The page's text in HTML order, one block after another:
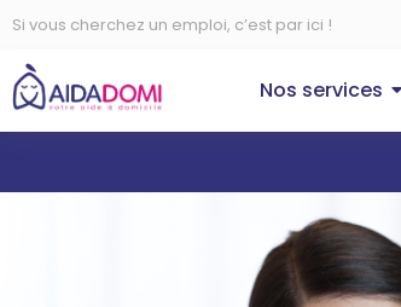
Si vous cherchez un emploi, c’est par ici !
Nos services